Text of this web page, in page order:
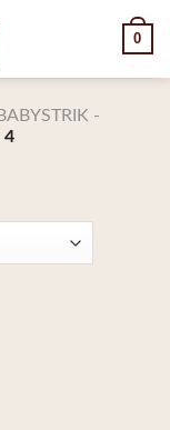
0
-
4